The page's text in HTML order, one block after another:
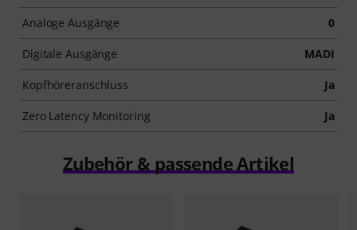
Analoge Ausgänge 0
Digitale Ausgänge MADI
Kopfhöreranschluss Ja
Zero Latency Monitoring Ja
Zubehör & passende Artikel